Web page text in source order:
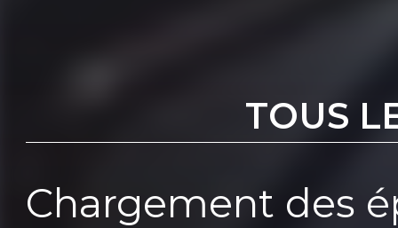
TOUS
Chargement des